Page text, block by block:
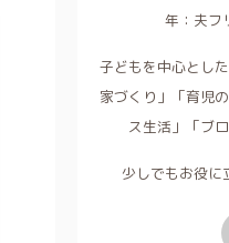
年：夫フ
子どもを中心とし
家づくり」「育児
ス生活」「ブ
少しでもお役に